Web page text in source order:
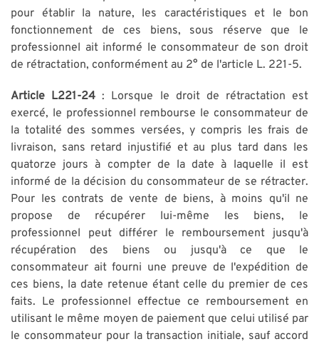
pour établir la nature, les caractéristiques et le bon
fonctionnement de ces biens, sous réserve que le
professionnel ait informé le consommateur de son droit
de rétractation, conformément au 2° de l'article L. 221-5.
Article L221-24 : Lorsque le droit de rétractation est
exercé, le professionnel rembourse le consommateur de
la totalité des sommes versées, y compris les frais de
livraison, sans retard injustifié et au plus tard dans les
quatorze jours à compter de la date à laquelle il est
informé de la décision du consommateur de se rétracter.
Pour les contrats de vente de biens, à moins qu'il ne
propose de récupérer lui-même les biens, le
professionnel peut différer le remboursement jusqu'à
récupération des biens ou jusqu'à ce que le
consommateur ait fourni une preuve de l'expédition de
ces biens, la date retenue étant celle du premier de ces
faits. Le professionnel effectue ce remboursement en
utilisant le même moyen de paiement que celui utilisé par
le consommateur pour la transaction initiale, sauf accord